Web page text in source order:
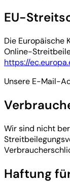
EU-
Die Europäische
Online-
https://
Unsere E-Mail-
Wir sind nicht
Haftung